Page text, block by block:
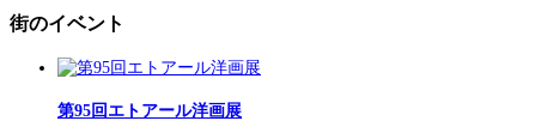
街のイベント
第95回エトアール洋画展